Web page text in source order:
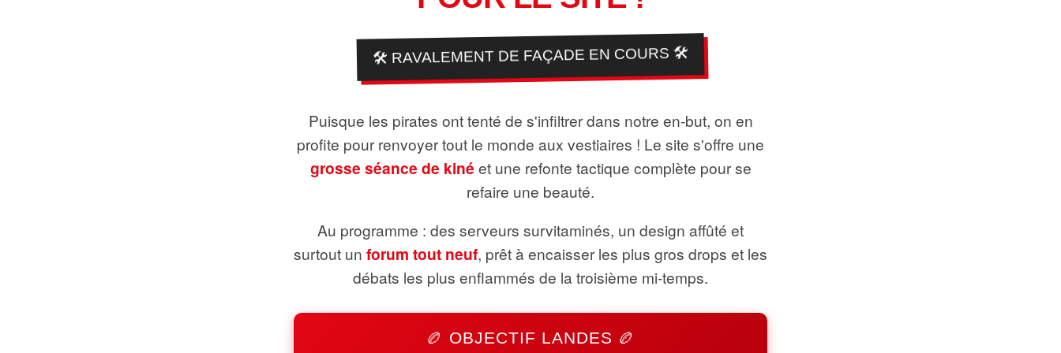
🛠️ RAVALEMENT DE FAÇADE EN COURS 🛠️
Puisque les pirates ont tenté de s'infiltrer dans notre en-but, on en
profite pour renvoyer tout le monde aux vestiaires ! Le site s'offre une
grosse séance de kiné et une refonte tactique complète pour se
refaire une beauté.
Au programme : des serveurs survitaminés, un design affûté et
surtout un forum tout neuf, prêt à encaisser les plus gros drops et les
débats les plus enflammés de la troisième mi-temps.
🏉 OBJECTIF LANDES 🏉